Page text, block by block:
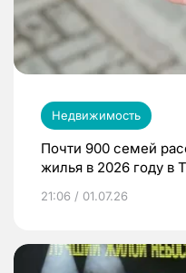
Недвижимость
Почти 900 семей
жилья в 2026 году в
21:06 / 01.07.26